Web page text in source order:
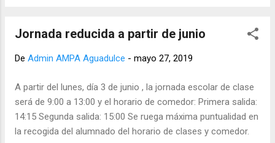
enteramos del mismo por una persona externa a la junta.
realizó una consulta de urgencia con algunos responsables
confirmaron su conformidad con el contenido del
comunicado y nosotros les manifestamos nuestra
disconformidad con el mismo. Que consideramos este
comunicado inadecuado tanto en el contenido como en las
Jornada reducida a partir de junio
De Admin AMPA Aguadulce - mayo 27, 2019
A partir del lunes, día 3 de junio , la jornada escolar de clase
será de 9:00 a 13:00 y el horario de comedor: Primera salida:
14:15 Segunda salida: 15:00 Se ruega máxima puntualidad en
la recogida del alumnado del horario de clases y comedor.